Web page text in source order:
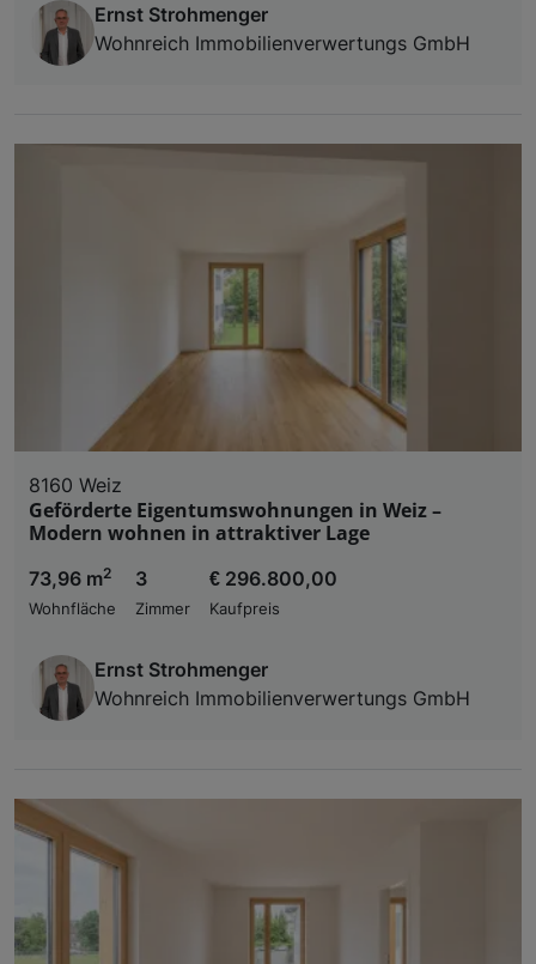
Ernst Strohmenger
Wohnreich Immobilienverwertungs GmbH
8160 Weiz
Geförderte Eigentumswohnungen in Weiz –
Modern wohnen in attraktiver Lage
73,96 m2
Wohnfläche
3
Zimmer
€ 296.800,00
Kaufpreis
Ernst Strohmenger
Wohnreich Immobilienverwertungs GmbH